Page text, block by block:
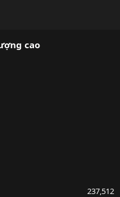
cao
237,512